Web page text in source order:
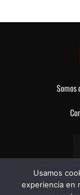
Somos
Usamos
experiencia en